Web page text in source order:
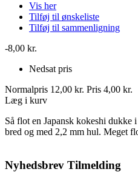
Vis her
Tilføj til ønskeliste
Tilføj til sammenligning
-8,00 kr.
Nedsat pris
Normalpris 12,00 kr. Pris 4,00 kr.
Læg i kurv
Så flot en Japansk kokeshi
bred og med 2,2 mm hul. Meget
Nyhedsbrev Tilmelding